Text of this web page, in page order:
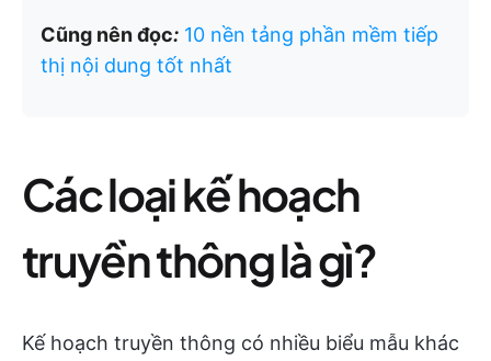
Cũng nên đọc: 10 nền tảng phần mềm tiếp
thị nội dung tốt nhất
Các loại kế hoạch
truyền thông là gì?
Kế hoạch truyền thông có nhiều biểu mẫu khác